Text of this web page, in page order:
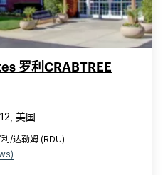
罗利CRABTREE
美国
/达勒姆 (RDU)